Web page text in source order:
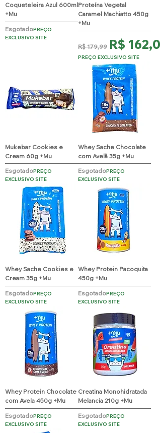
Coqueteleira Azul 600ml
+Mu
EsgotadoPREÇO
EXCLUSIVO SITE
Proteína Vegetal
Caramel Machiatto 450g
+Mu
Preço normal
R$ 179,99 Preço
R$ 162,00
PREÇO EXCLUSIVO SITE
Mukebar Cookies e
Cream 60g +Mu
EsgotadoPREÇO
EXCLUSIVO SITE
Whey Sache Chocolate
com Avelã 35g +Mu
EsgotadoPREÇO
EXCLUSIVO SITE
Whey Sache Cookies e
Cream 35g +Mu
EsgotadoPREÇO
EXCLUSIVO SITE
Whey Protein Pacoquita
450g +Mu
EsgotadoPREÇO
EXCLUSIVO SITE
Whey Protein Chocolate
com Avela 450g +Mu
EsgotadoPREÇO
EXCLUSIVO SITE
Creatina Monohidratada
Melancia 210g +Mu
EsgotadoPREÇO
EXCLUSIVO SITE